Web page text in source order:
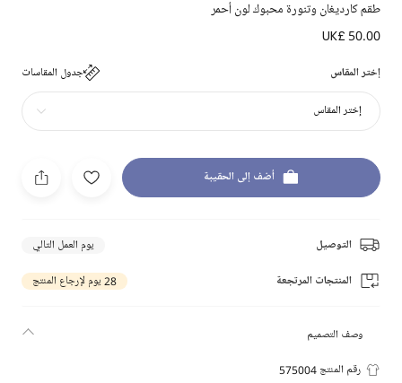
طقم كارديغان وتنورة محبوك لون أحمر
UK£ 50.00
إختر المقاس جدول المقاسات
إختر المقاس
أضف إلى الحقيبة
التوصيل يوم العمل التالي
المنتجات المرتجعة 28 يوم لإرجاع المنتج
وصف التصميم
رقم المنتج 575004